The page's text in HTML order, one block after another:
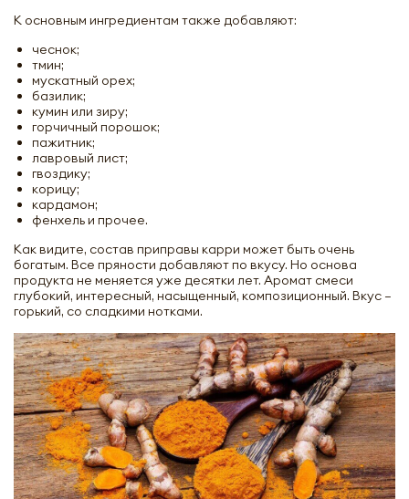
К основным ингредиентам также добавляют:
чеснок;
тмин;
мускатный орех;
базилик;
кумин или зиру;
горчичный порошок;
пажитник;
лавровый лист;
гвоздику;
корицу;
кардамон;
фенхель и прочее.
Как видите, состав приправы карри может быть очень
богатым. Все пряности добавляют по вкусу. Но основа
продукта не меняется уже десятки лет. Аромат смеси
глубокий, интересный, насыщенный, композиционный. Вкус –
горький, со сладкими нотками.